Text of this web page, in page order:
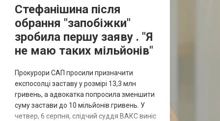
даними слідства, 4 серпня о...
Стефанішина після
обрання "запобіжки"
зробила першу заяву . "Я
не маю таких мільйонів"
Прокурори САП просили призначити
експосолці заставу у розмірі 13,3 млн
гривень, а адвокатка попросила зменшити
суму застави до 10 мільйонів гривень. У
четвер, 6 серпня, слідчий суддя ВАКС виніс